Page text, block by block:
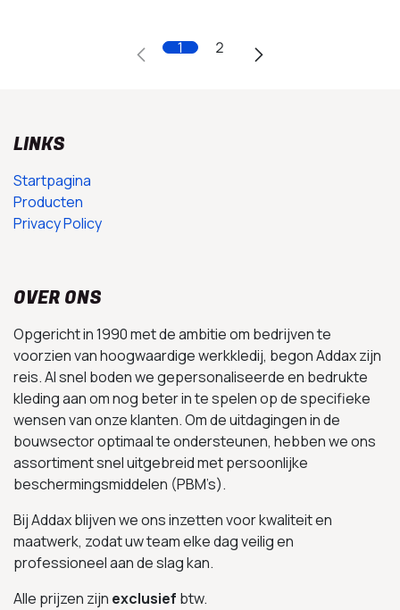
1 2
LINKS
Startpagina
Producten
Privacy Policy
OVER ONS
Opgericht in 1990 met de ambitie om bedrijven te
voorzien van hoogwaardige werkkledij, begon Addax zijn
reis. Al snel boden we gepersonaliseerde en bedrukte
kleding aan om nog beter in te spelen op de specifieke
wensen van onze klanten. Om de uitdagingen in de
bouwsector optimaal te ondersteunen, hebben we ons
assortiment snel uitgebreid met persoonlijke
beschermingsmiddelen (PBM’s).
Bij Addax blijven we ons inzetten voor kwaliteit en
maatwerk, zodat uw team elke dag veilig en
professioneel aan de slag kan.
Alle prijzen zijn exclusief btw.